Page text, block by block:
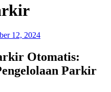
12, 2024
Otomatis:
Parkir